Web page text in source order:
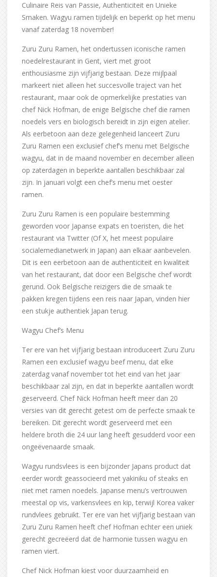
Culinaire Reis van Passie, Authenticiteit en Unieke
Smaken. Wagyu ramen tijdelijk en beperkt op het menu
vanaf zaterdag 18 november!
Zuru Zuru Ramen, het ondertussen iconische ramen
noedelrestaurant in Gent, viert met groot
enthousiasme zijn vijfjarig bestaan. Deze mijlpaal
markeert niet alleen het succesvolle traject van het
restaurant, maar ook de opmerkelijke prestaties van
chef Nick Hofman, de enige Belgische chef die ramen
noedels vers en biologisch bereidt in zijn eigen atelier.
Als eerbetoon aan deze gelegenheid lanceert Zuru
Zuru Ramen een exclusief chef’s menu met Belgische
wagyu, dat in de maand november en december alleen
op zaterdagen in beperkte aantallen beschikbaar zal
zijn. In januari volgt een chef’s menu met oester
ramen.
Zuru Zuru Ramen is een populaire bestemming
geworden voor Japanse expats en toeristen, die het
restaurant via Twitter (Of X, het meest populaire
socialemedianetwerk in Japan) aan elkaar aanbevelen.
Dit is een eerbetoon aan de authenticiteit en kwaliteit
van het restaurant, dat door een Belgische chef wordt
gerund. Ook Belgische reizigers die de smaak te
pakken kregen tijdens een reis naar Japan, vinden hier
een stukje authentiek Japan terug.
Wagyu Chef’s Menu
Ter ere van het vijfjarig bestaan introduceert Zuru Zuru
Ramen een exclusief wagyu beef menu, dat elke
zaterdag vanaf november tot het eind van het jaar
beschikbaar zal zijn, en dat in beperkte aantallen wordt
geserveerd. Chef Nick Hofman heeft meer dan 20
versies van dit gerecht getest om de perfecte smaak te
bereiken. Dit gerecht wordt geserveerd met een
heldere broth die 24 uur lang heeft gesudderd voor een
ongeëvenaarde smaak.
Wagyu rundsvlees is een bijzonder Japans product dat
eerder wordt geassocieerd met yakiniku of steaks en
niet met ramen noedels. Japanse menu’s vertrouwen
meestal op vis, varkensvlees en kip, terwijl Korea vaker
rundvlees gebruikt. Ter ere van het vijfjarig bestaan van
Zuru Zuru Ramen heeft chef Hofman echter een uniek
gerecht gecreëerd dat de harmonie tussen wagyu en
ramen viert.
Chef Nick Hofman kiest voor duurzaamheid en